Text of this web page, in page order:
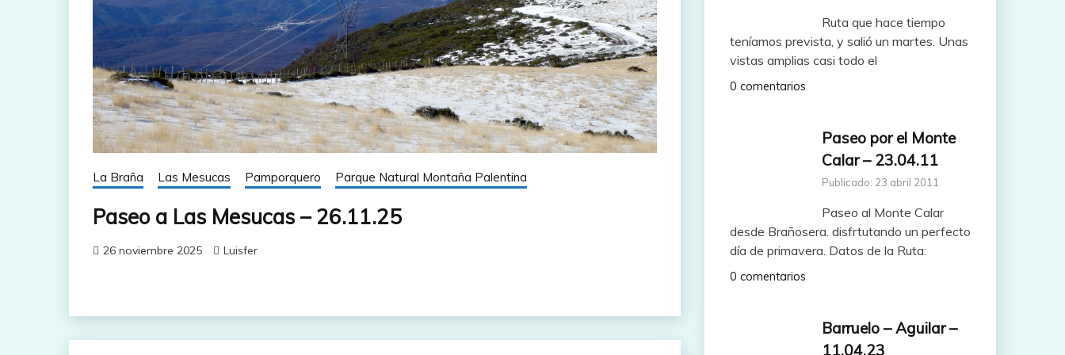
La Braña Las Mesucas Pamporquero Parque Natural Montaña Palentina
Paseo a Las Mesucas – 26.11.25
26 noviembre 2025 Luisfer
Ruta que hace tiempo
teníamos prevista, y salió un martes. Unas
vistas amplias casi todo el
0 comentarios
Paseo por el Monte
Calar – 23.04.11
Publicado: 23 abril 2011
Paseo al Monte Calar
desde Brañosera. disfrtutando un perfecto
día de primavera. Datos de la Ruta:
0 comentarios
Barruelo – Aguilar –
11.04.23